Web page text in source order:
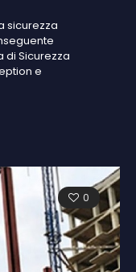
sicurezza
di Sicurezza
e
0